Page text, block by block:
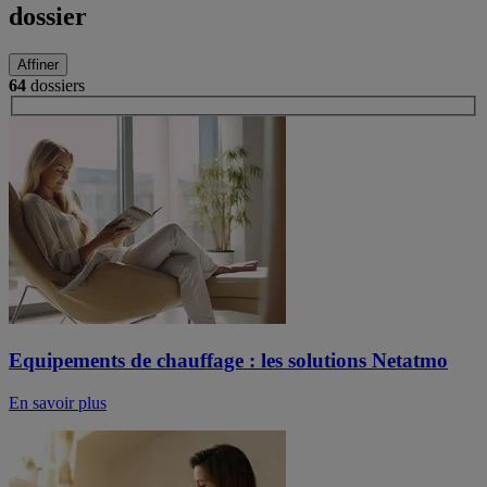
dossier
Affiner
64 dossiers
Equipements de chauffage : les solutions Netatmo
En savoir plus